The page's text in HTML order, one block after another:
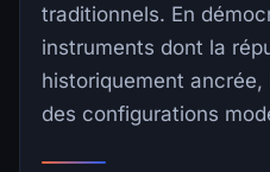
traditionnels. En
instruments dont la
historiquement
des configurations